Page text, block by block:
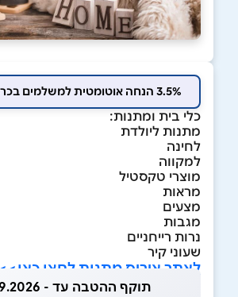
3.5% הנחה אוטומטית למשלמים בכרטיס המועדון
כלי בית ומתנות:
מתנות ליולדת
לחינה
למקווה
מוצרי טקסטיל
מראות
מצעים
מגבות
נרות רייחניים
שעוני קיר
לאתר איריס מתנות לחצו כאן>>
תוקף ההטבה עד - 06.09.2026